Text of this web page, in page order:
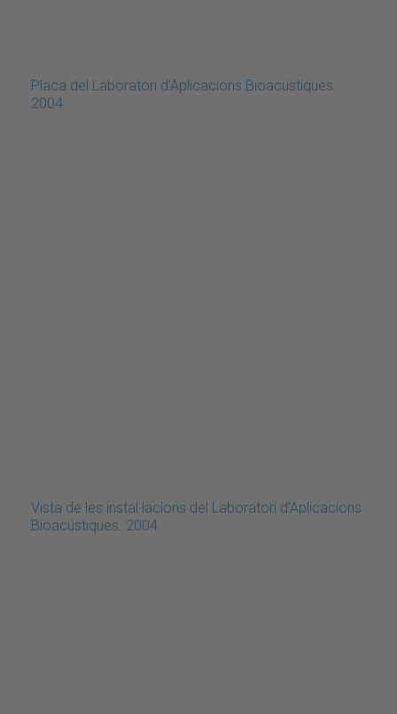
Placa del Laboratori d'Aplicacions Bioacústiques.
2004
Vista de les instal·lacions del Laboratori d'Aplicacions
Bioacústiques. 2004